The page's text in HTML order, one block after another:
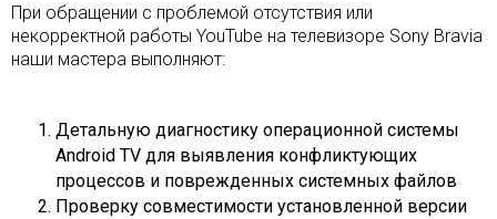
При обращении с проблемой отсутствия или
некорректной работы YouTube на телевизоре Sony Bravia
наши мастера выполняют:
Детальную диагностику операционной системы
Android TV для выявления конфликтующих
процессов и поврежденных системных файлов
Проверку совместимости установленной версии